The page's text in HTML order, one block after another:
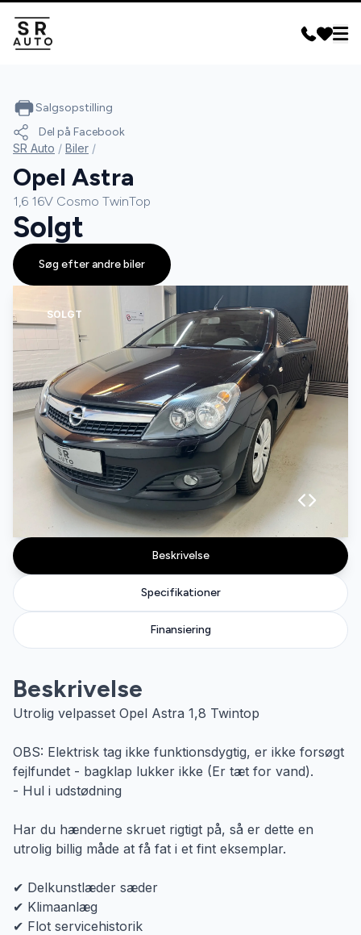
SOLGT
Specifikationer
Beskrivelse
Finansiering
Beskrivelse
Utrolig velpasset Opel Astra 1,8 Twintop
OBS: Elektrisk tag ikke funktionsdygtig, er ikke forsøgt
fejlfundet - bagklap lukker ikke (Er tæt for vand).
- Hul i udstødning
Har du hænderne skruet rigtigt på, så er dette en
utrolig billig måde at få fat i et fint eksemplar.
✔ Delkunstlæder sæder
✔ Klimaanlæg
✔ Flot servicehistorik
Salgsopstilling
Del på Facebook
SR Auto / Biler /
Opel Astra
1,6 16V Cosmo TwinTop
Solgt
Søg efter andre biler